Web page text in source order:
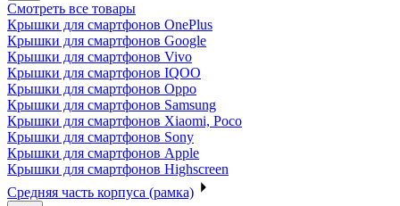
Смотреть все товары
Крышки для смартфонов OnePlus
Крышки для смартфонов Google
Крышки для смартфонов Vivo
Крышки для смартфонов IQOO
Крышки для смартфонов Oppo
Крышки для смартфонов Samsung
Крышки для смартфонов Xiaomi, Poco
Крышки для смартфонов Sony
Крышки для смартфонов Apple
Крышки для смартфонов Highscreen
Средняя часть корпуса (рамка)